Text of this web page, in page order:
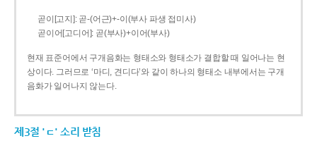
곧이[고지]: 곧-­(어근)+­-이(부사 파생 접미사)
곧이어[고디어]: 곧(부사)+이어(부사)
현재 표준어에서 구개음화는 형태소와 형태소가 결합할 때 일어나는 현
상이다. 그러므로 ‘마디, 견디다’와 같이 하나의 형태소 내부에서는 구개
음화가 일어나지 않는다.
제3절 'ㄷ' 소리 받침